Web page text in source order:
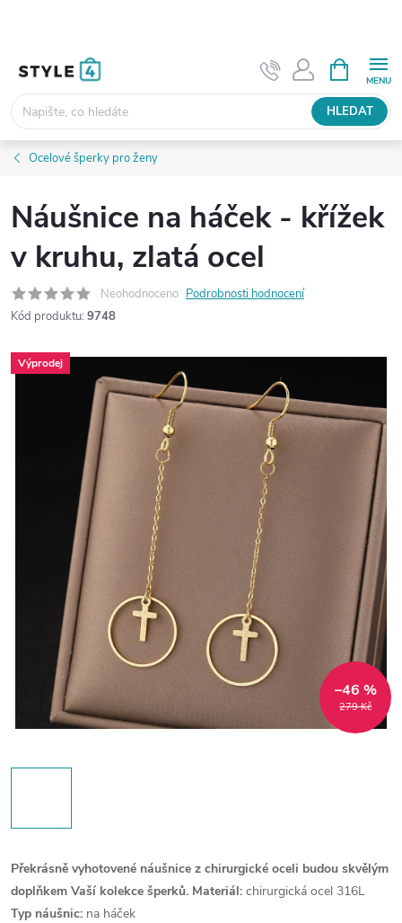
HLEDAT
NÁKUPNÍ
KOŠÍK
Ocelové šperky pro ženy
Náušnice na háček - křížek
v kruhu, zlatá ocel
Neohodnoceno Podrobnosti hodnocení
Kód produktu: 9748
Výprodej
279 Kč
–46 %
Překrásně vyhotovené náušnice z chirurgické oceli budou skvělým
doplňkem Vaší kolekce šperků. Materiál: chirurgická ocel 316L
Typ náušnic: na háček